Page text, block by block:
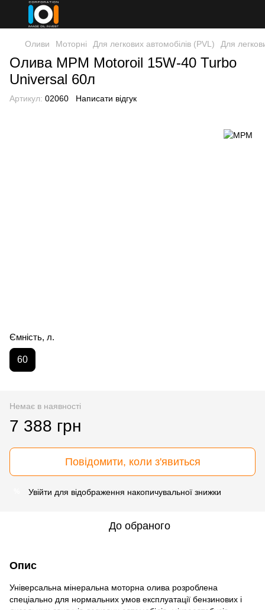
Оливи Моторні Для легкових автомобілів (PVL) Для
Олива MPM Motoroil 15W-40 Turbo
Universal 60л
Артикул: 02060 Написати відгук
Ємність, л.
60
Немає в наявності
7 388 грн
Повідомити, коли з'явиться
Увійти для відображення накопичувальної знижки
До обраного
Опис
Універсальна мінеральна моторна олива розроблена
спеціально для нормальних умов експлуатації бензинових і